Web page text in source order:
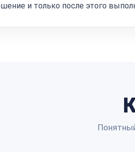
и только после этого